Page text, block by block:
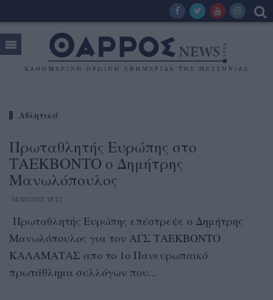
Αθλητικά
Πρωταθλητής Ευρώπης στο
ΤΑΕΚΒΟΝΤΟ ο Δημήτρης
Μανωλόπουλος
14/01/2013 18:21
Πρωταθλητής Ευρώπης επέστρεψε ο Δημήτρης
Μανωλόπουλος για τον ΑΓΣ ΤΑΕΚΒΟΝΤΟ
ΚΑΛΑΜΑΤΑΣ απο το 1ο Πανευρωπαικό
πρωτάθλημα συλλόγων που...